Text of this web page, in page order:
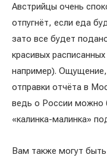
Австрийцы очень
отпугнёт, если еда
зато все будет
красивых
например).
отправки отчёта в
ведь о России можно
«калинка-малинка»
Вам также могут